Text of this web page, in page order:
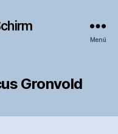
Menü
Gronvold